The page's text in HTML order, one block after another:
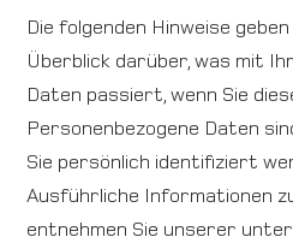
Downloads
Anfahrt
Die folgenden Hinweise
Überblick darüber, was mit
Daten passiert, wenn Sie
Personenbezogene Daten
Sie persönlich identifiziert
Ausführliche Informationen
entnehmen Sie unserer